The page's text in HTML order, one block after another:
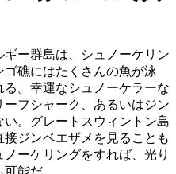
ー群島は、シュノーケリン
礁にはたくさんの魚が泳
。幸運なシュノーケラーな
フシャーク、あるいはジン
。グレートスウィントン島
ジンベエザメを見ることも
ーケリングをすれば、光り
能だ。